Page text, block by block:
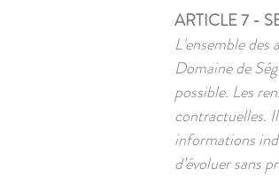
ARTICLE 7 -
L'ensemble
Domaine de
possible. Les
contractuelles.
informations
d’évoluer sans